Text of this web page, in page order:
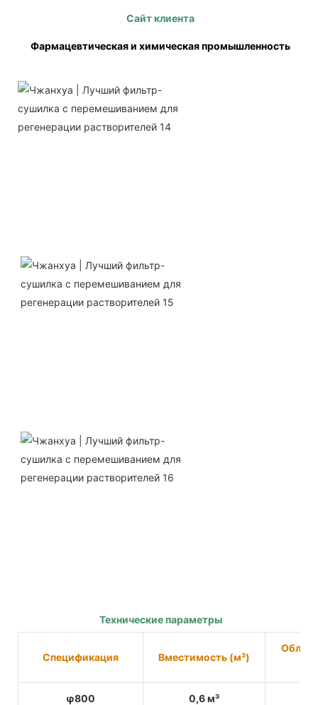
Сайт клиента
Фармацевтическая и химическая промышленность
Технические параметры
Спецификация Вместимость (м³)
φ800 0,6 м³